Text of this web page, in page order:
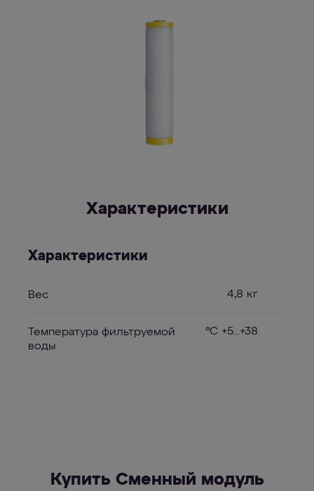
Характеристики
Характеристики
Вес 4,8 кг
Температура фильтруемой
воды
°С +5...+38
Купить Cменный модуль